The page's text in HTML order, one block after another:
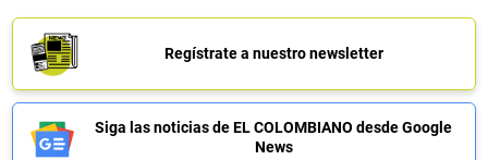
Regístrate a nuestro newsletter
Siga las noticias de EL COLOMBIANO desde Google
News